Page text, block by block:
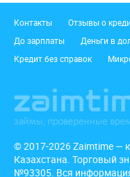
Подвал
Контакты Отзывы о
До зарплаты
Деньги в
Кредит без справок
© 2017-2026 Zaimtime —
Казахстана. Торговый
№93305. Вся